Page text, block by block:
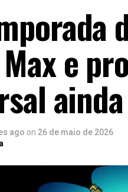
e
ago on 26 de maio de 2026